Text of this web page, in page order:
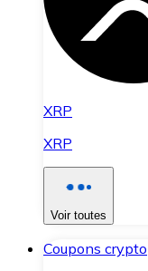
XRP
XRP
Voir toutes
Coupons crypto